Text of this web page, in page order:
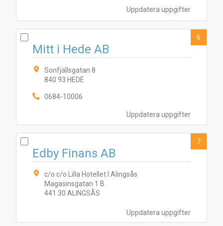
Uppdatera uppgifter
Uppdatera uppgifter
Mitt i Hede AB
Sonfjällsgatan 8
840 93 HEDE
0684-10006
6
Uppdatera uppgifter
Edby Finans AB
c/o c/o Lilla Hotellet I Alingsås
Magasinsgatan 1 B
441 30 ALINGSÅS
7